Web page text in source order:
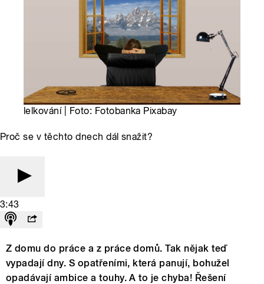
lelkování | Foto: Fotobanka Pixabay
Proč se v těchto dnech dál snažit?
3:43
Z domu do práce a z práce domů. Tak nějak teď
vypadají dny. S opatřeními, která panují, bohužel
opadávají ambice a touhy. A to je chyba! Řešení